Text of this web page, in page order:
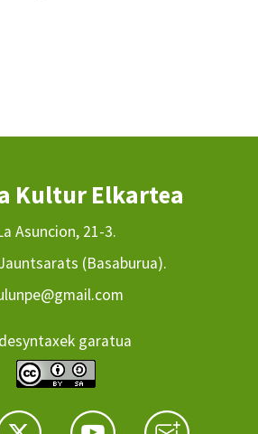
Kultur Elkartea
Asuncion, 21-3.
(Basaburua).
garatua